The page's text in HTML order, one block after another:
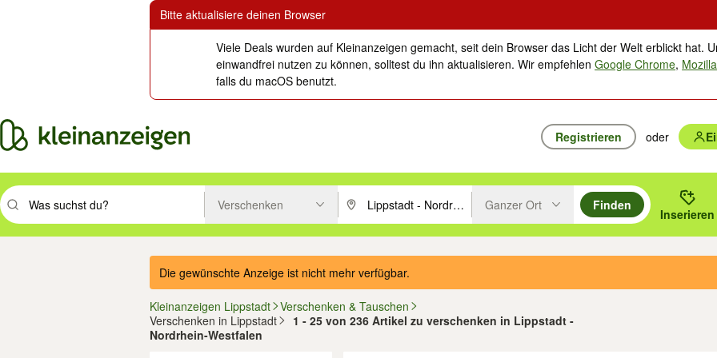
Bitte aktualisiere deinen Browser
Viele Deals wurden auf Kleinanzeigen gemacht, seit dein Browser das Licht der Welt erblickt hat.
einwandfrei nutzen zu können, solltest du ihn aktualisieren. Wir empfehlenGoogle Chrome,
falls du macOS benutzt.
Registrieren oder
Suchbegriff eingeben. Eingabetaste drücken um zu suchen, oder Vorschläge mit den Pfeiltasten nach oben/unten durchsuchen und mit
Verschenken PLZ oder Ort eingeben. Eingabetaste drücken um zu suchen, oder
Ganzer Ort
Finden
Inserieren
Die gewünschte Anzeige ist nicht mehr verfügbar.
Kleinanzeigen Lippstadt Verschenken & Tauschen
Verschenken in Lippstadt
1 - 25 von 236 Artikel zu verschenken in Lippstadt -
Nordrhein-Westfalen